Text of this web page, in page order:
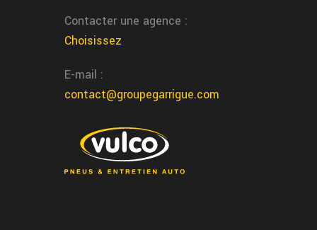
de Mouguerre chez garrigue vulco
Pau depannage voiture
vous depannons rapidement votre voiture
de Pau chez garrigue vulco
Contacter une agence :
Choisissez
E-mail :
contact@groupegarrigue.com